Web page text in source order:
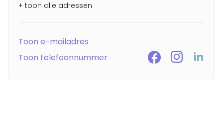
+ toon alle adressen
Toon e-mailadres
Toon telefoonnummer